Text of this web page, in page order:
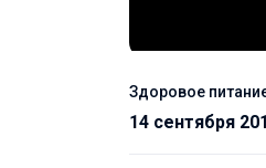
Здоровое
14 сентября